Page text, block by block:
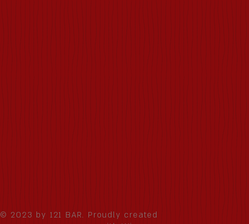
© 2023 by 121 BAR. Proudly created